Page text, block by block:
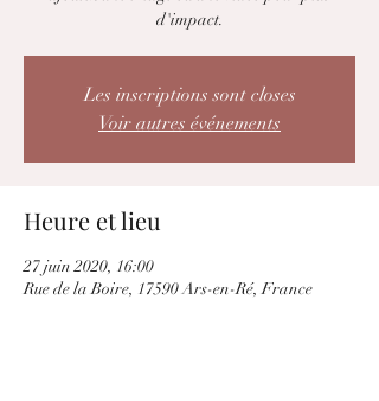
d'impact.
Les inscriptions sont closes
Voir autres événements
Heure et lieu
27 juin 2020, 16:00
Rue de la Boire, 17590 Ars-en-Ré, France